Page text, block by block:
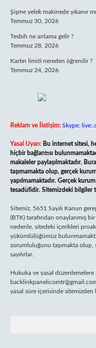
Şişme yelek makinede yıkanır
Temmuz 30, 2026
Tesbih ne anlama gelir ?
Temmuz 28, 2026
Kartın limiti nereden öğrenilir ?
Temmuz 24, 2026
Reklam ve İletişim: Skype:
Yasal Uyarı: Bu internet sitesi,
hiçbir bağlantısı
makaleler paylaşılmaktadır.
taşımamakta olup, gerçek
yapılmamaktadır. Gerçek
tesadüfidir. Sitemizdeki bilgiler
Sitemiz, 5651 Sayılı Kanun
(BTK) tarafından onaylanmış
nedenle, sitedeki içerikleri
yükümlülüğümüz
sorumluluğunu taşımakta
sayılırlar.
Hukuka ve yasal
yasal süre içerisinde sitemizden